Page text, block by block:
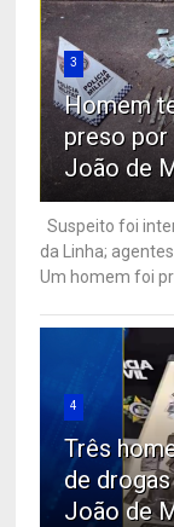
3
Homem
preso
João de
Suspeito foi
da Linha;
Um homem foi
4
Três
de
João de